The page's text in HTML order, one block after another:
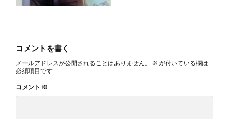
コメントを書く
メールアドレスが公開されることはありません。 ※ が付いている欄は
必須項目です
コメント ※